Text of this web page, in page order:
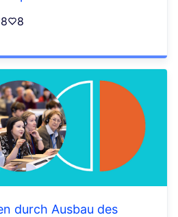
8 8
durch Ausbau des